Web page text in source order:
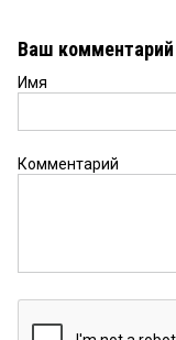
Ваш комментарий
Имя
Комментарий